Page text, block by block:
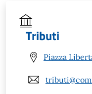
Tributi
Piazza